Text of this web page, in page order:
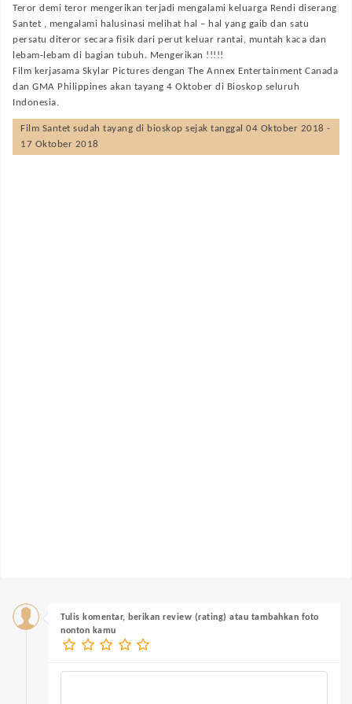
Teror demi teror mengerikan terjadi mengalami keluarga Rendi diserang
Santet , mengalami halusinasi melihat hal – hal yang gaib dan satu
persatu diteror secara fisik dari perut keluar rantai, muntah kaca dan
lebam-lebam di bagian tubuh. Mengerikan !!!!!
Film kerjasama Skylar Pictures dengan The Annex Entertainment Canada
dan GMA Philippines akan tayang 4 Oktober di Bioskop seluruh
Indonesia.
Film Santet sudah tayang di bioskop sejak tanggal 04 Oktober 2018 -
17 Oktober 2018
Tulis komentar, berikan review (rating) atau tambahkan foto
nonton kamu